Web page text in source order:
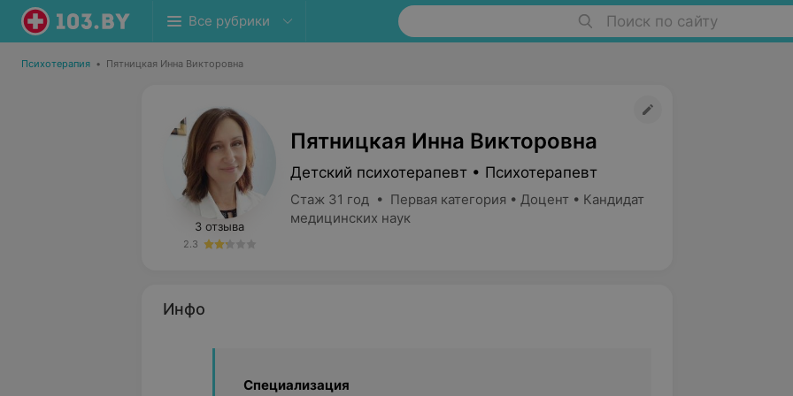
Все рубрики Поиск по сайту
Психотерапия • Пятницкая Инна Викторовна
3 отзыва
2.3
Пятницкая Инна Викторовна
Детский психотерапевт • Психотерапевт
Стаж 31 год • Первая категория • Доцент • Кандидат
медицинских наук
Инфо
Специализация